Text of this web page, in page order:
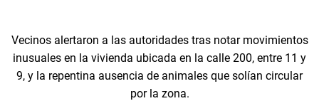
Vecinos alertaron a las autoridades tras notar movimientos
inusuales en la vivienda ubicada en la calle 200, entre 11 y
9, y la repentina ausencia de animales que solían circular
por la zona.